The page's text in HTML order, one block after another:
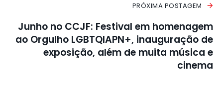
PRÓXIMA POSTAGEM
Junho no CCJF: Festival em homenagem
ao Orgulho LGBTQIAPN+, inauguração de
exposição, além de muita música e
cinema